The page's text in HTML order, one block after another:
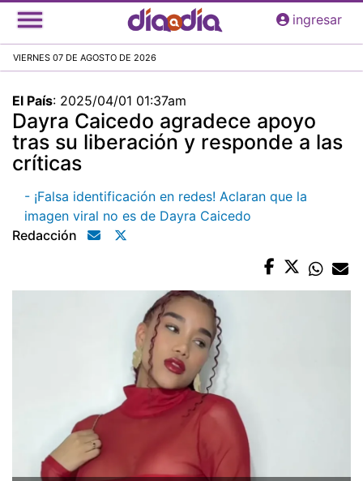
Pasar
al
principal
ingresar
VIERNES 07 DE AGOSTO DE 2026
El País: 2025/04/01 01:37am
Dayra Caicedo agradece apoyo
tras su liberación y responde a las
críticas
- ¡Falsa identificación en redes! Aclaran que la
imagen viral no es de Dayra Caicedo
Redacción